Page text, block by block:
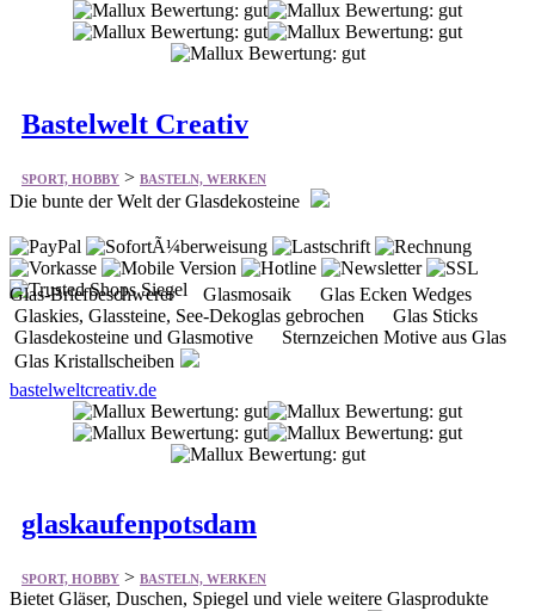
Bastelwelt Creativ
SPORT, HOBBY > BASTELN, WERKEN
Die bunte der Welt der Glasdekosteine
Glas-Briefbeschwerer Glasmosaik Glas Ecken Wedges
Glaskies, Glassteine, See-Dekoglas gebrochen Glas Sticks
Glasdekosteine und Glasmotive Sternzeichen Motive aus Glas
Glas Kristallscheiben
bastelweltcreativ.de
glaskaufenpotsdam
SPORT, HOBBY > BASTELN, WERKEN
Bietet Gläser, Duschen, Spiegel und viele weitere Glasprodukte